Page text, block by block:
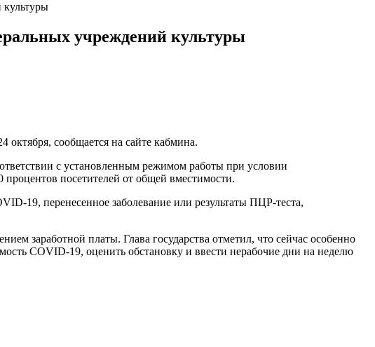
учреждений культуры
сообщается на сайте кабмина.
с установленным режимом работы при условии
посетителей от общей вместимости.
19, перенесенное заболевание или результаты ПЦР-теста,
заработной платы. Глава государства отметил, что сейчас особенно
COVID-19, оценить обстановку и ввести нерабочие дни на неделю